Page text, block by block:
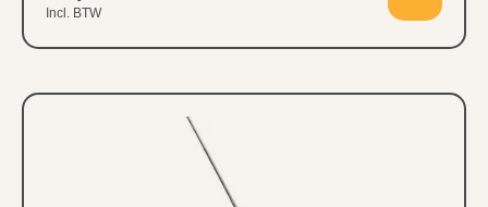
Incl. BTW